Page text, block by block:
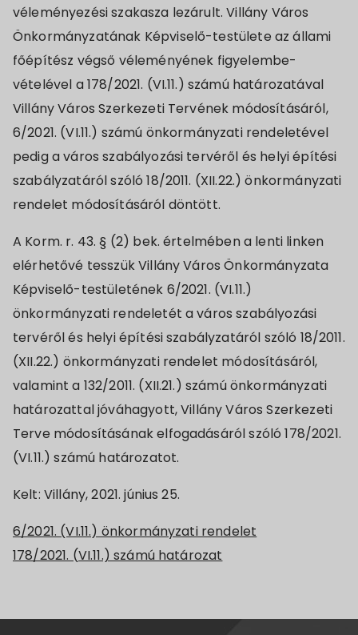
véleményezési szakasza lezárult. Villány Város
Önkormányzatának Képviselő-testülete az állami
főépítész végső véleményének figyelembe-
vételével a 178/2021. (VI.11.) számú határozatával
Villány Város Szerkezeti Tervének módosításáról,
6/2021. (VI.11.) számú önkormányzati rendeletével
pedig a város szabályozási tervéről és helyi építési
szabályzatáról szóló 18/2011. (XII.22.) önkormányzati
rendelet módosításáról döntött.
A Korm. r. 43. § (2) bek. értelmében a lenti linken
elérhetővé tesszük Villány Város Önkormányzata
Képviselő-testületének 6/2021. (VI.11.)
önkormányzati rendeletét a város szabályozási
tervéről és helyi építési szabályzatáról szóló 18/2011.
(XII.22.) önkormányzati rendelet módosításáról,
valamint a 132/2011. (XII.21.) számú önkormányzati
határozattal jóváhagyott, Villány Város Szerkezeti
Terve módosításának elfogadásáról szóló 178/2021.
(VI.11.) számú határozatot.
Kelt: Villány, 2021. június 25.
6/2021. (VI.11.) önkormányzati rendelet
178/2021. (VI.11.) számú határozat